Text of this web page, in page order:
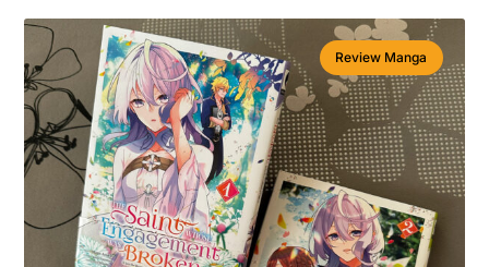
Review Manga